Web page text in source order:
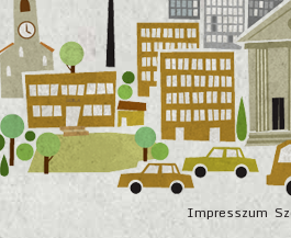
Impresszum